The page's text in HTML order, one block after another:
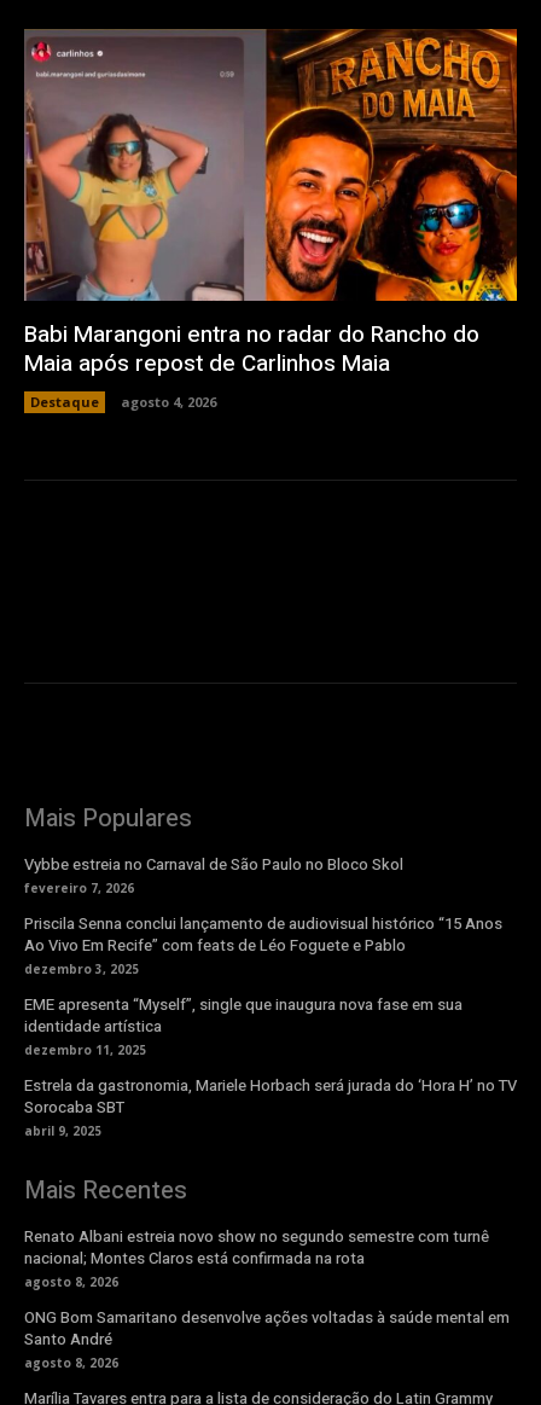
Babi Marangoni entra no radar do Rancho do
Maia após repost de Carlinhos Maia
Destaque agosto 4, 2026
Mais Populares
Vybbe estreia no Carnaval de São Paulo no Bloco Skol
fevereiro 7, 2026
Priscila Senna conclui lançamento de audiovisual histórico “15 Anos
Ao Vivo Em Recife” com feats de Léo Foguete e Pablo
dezembro 3, 2025
EME apresenta “Myself”, single que inaugura nova fase em sua
identidade artística
dezembro 11, 2025
Estrela da gastronomia, Mariele Horbach será jurada do ‘Hora H’ no TV
Sorocaba SBT
abril 9, 2025
Mais Recentes
Renato Albani estreia novo show no segundo semestre com turnê
nacional; Montes Claros está confirmada na rota
agosto 8, 2026
ONG Bom Samaritano desenvolve ações voltadas à saúde mental em
Santo André
agosto 8, 2026
Marília Tavares entra para a lista de consideração do Latin Grammy